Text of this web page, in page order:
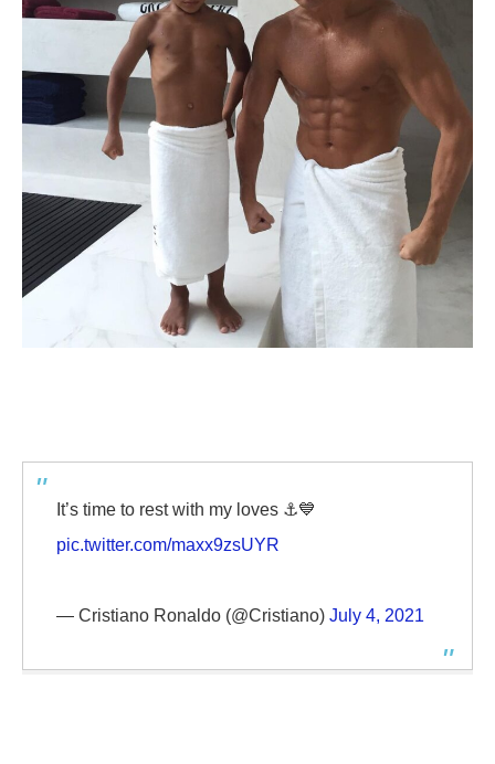
It’s time to rest with my loves ⚓️💙
pic.twitter.com/maxx9zsUYR
— Cristiano Ronaldo (@Cristiano) July 4, 2021